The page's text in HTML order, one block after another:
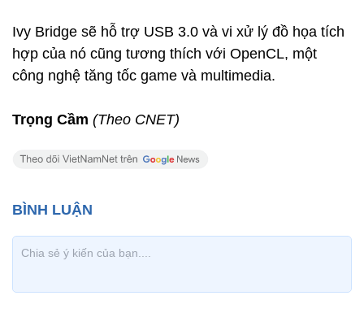
Ivy Bridge sẽ hỗ trợ USB 3.0 và vi xử lý đồ họa tích
hợp của nó cũng tương thích với OpenCL, một
công nghệ tăng tốc game và multimedia.
Trọng Cầm (Theo CNET)